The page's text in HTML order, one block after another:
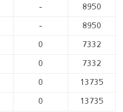
- 8950
- 8950
0 7332
0 7332
0 13735
0 13735